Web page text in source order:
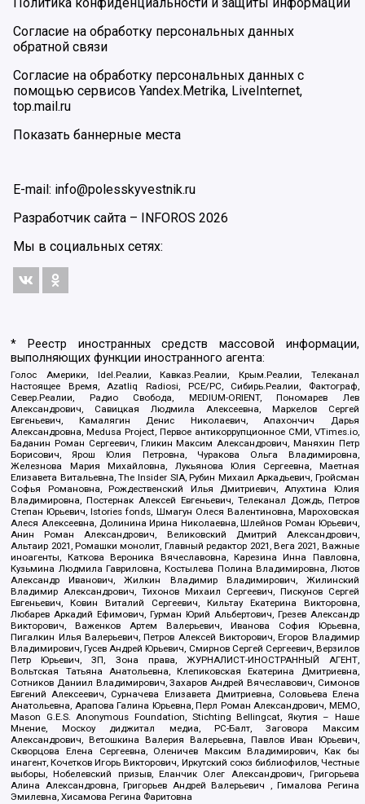
Согласие на обработку персональных данных
обратной связи
Согласие на обработку персональных данных с
помощью сервисов Yandex.Metrika, LiveInternet,
top.mail.ru
Показать баннерные места
E-mail: info@polesskyvestnik.ru
Разработчик сайта – INFOROS 2026
Мы в социальных сетях:
* Реестр иностранных средств массовой информации,
выполняющих функции иностранного агента:
Голос Америки, Idel.Реалии, Кавказ.Реалии, Крым.Реалии, Телеканал
Настоящее Время, Azatliq Radiosi, PCE/PC, Сибирь.Реалии, Фактограф,
Север.Реалии, Радио Свобода, MEDIUM-ORIENT, Пономарев Лев
Александрович, Савицкая Людмила Алексеевна, Маркелов Сергей
Евгеньевич, Камалягин Денис Николаевич, Апахончич Дарья
Александровна, Medusa Project, Первое антикоррупционное СМИ, VTimes.io,
Баданин Роман Сергеевич, Гликин Максим Александрович, Маняхин Петр
Борисович, Ярош Юлия Петровна, Чуракова Ольга Владимировна,
Железнова Мария Михайловна, Лукьянова Юлия Сергеевна, Маетная
Елизавета Витальевна, The Insider SIA, Рубин Михаил Аркадьевич, Гройсман
Софья Романовна, Рождественский Илья Дмитриевич, Апухтина Юлия
Владимировна, Постернак Алексей Евгеньевич, Телеканал Дождь, Петров
Степан Юрьевич, Istories fonds, Шмагун Олеся Валентиновна, Мароховская
Алеся Алексеевна, Долинина Ирина Николаевна, Шлейнов Роман Юрьевич,
Анин Роман Александрович, Великовский Дмитрий Александрович,
Альтаир 2021, Ромашки монолит, Главный редактор 2021, Вега 2021, Важные
иноагенты, Каткова Вероника Вячеславовна, Карезина Инна Павловна,
Кузьмина Людмила Гавриловна, Костылева Полина Владимировна, Лютов
Александр Иванович, Жилкин Владимир Владимирович, Жилинский
Владимир Александрович, Тихонов Михаил Сергеевич, Пискунов Сергей
Евгеньевич, Ковин Виталий Сергеевич, Кильтау Екатерина Викторовна,
Любарев Аркадий Ефимович, Гурман Юрий Альбертович, Грезев Александр
Викторович, Важенков Артем Валерьевич, Иванова София Юрьевна,
Пигалкин Илья Валерьевич, Петров Алексей Викторович, Егоров Владимир
Владимирович, Гусев Андрей Юрьевич, Смирнов Сергей Сергеевич, Верзилов
Петр Юрьевич, ЗП, Зона права, ЖУРНАЛИСТ-ИНОСТРАННЫЙ АГЕНТ,
Вольтская Татьяна Анатольевна, Клепиковская Екатерина Дмитриевна,
Сотников Даниил Владимирович, Захаров Андрей Вячеславович, Симонов
Евгений Алексеевич, Сурначева Елизавета Дмитриевна, Соловьева Елена
Анатольевна, Арапова Галина Юрьевна, Перл Роман Александрович, МЕМО,
Mason G.E.S. Anonymous Foundation, Stichting Bellingcat, Якутия – Наше
Мнение, Москоу диджитал медиа, РС-Балт, Заговора Максим
Александрович, Ветошкина Валерия Валерьевна, Павлов Иван Юрьевич,
Скворцова Елена Сергеевна, Оленичев Максим Владимирович, Как бы
инагент, Кочетков Игорь Викторович, Иркутский союз библиофилов, Честные
выборы, Нобелевский призыв, Еланчик Олег Александрович, Григорьева
Алина Александровна, Григорьев Андрей Валерьевич , Гималова Регина
Эмилевна, Хисамова Регина Фаритовна